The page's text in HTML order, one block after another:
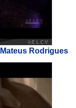
Rodrigues